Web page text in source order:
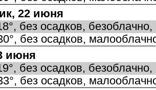
22 июня
без осадков,
без осадков,
июня
без осадков,
без осадков,